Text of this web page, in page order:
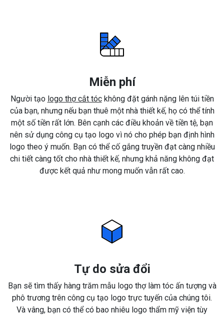
Miễn phí
Người tạo logo thợ cắt tóckhông đặt gánh nặng lên túi tiền
của bạn, nhưng nếu bạn thuê một nhà thiết kế, họ có thể tính
một số tiền rất lớn. Bên cạnh các điều khoản về tiền tệ, bạn
nên sử dụng công cụ tạo logo vì nó cho phép bạn định hình
logo theo ý muốn. Bạn có thể cố gắng truyền đạt càng nhiều
chi tiết càng tốt cho nhà thiết kế, nhưng khả năng không đạt
được kết quả như mong muốn vẫn rất cao.
Tự do sửa đổi
Bạn sẽ tìm thấy hàng trăm mẫu logo thợ làm tóc ấn tượng và
phô trương trên công cụ tạo logo trực tuyến của chúng tôi.
Và vâng, bạn có thể có bao nhiêu logo thẩm mỹ viện tùy